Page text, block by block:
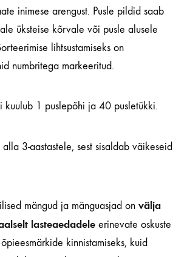
inimese arengust. Pusle pildid saab
üksteise kõrvale või pusle alusele
lihtsustamiseks on
numbritega markeeritud.
kuulub 1 puslepõhi ja 40 pusletükki.
alla 3-aastastele, sest sisaldab väikeseid
mängud ja mänguasjad on välja
lasteaedadele erinevate oskuste
kinnistamiseks, kuid